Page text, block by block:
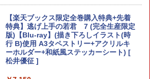
ニンテンドープリペイド番号 5000円|オ
ンラインコード版
￥5,000
【純正品】DualSense ワイヤレスコン
トローラー(CFI-ZCT2J)
￥10,737
【国内正規品】Thrustmaster スラスト
マスター TH8S シフター - PC、PS4、P
S5、PS5 Pro、Xbox One、Xbox Serie
s X|S 対応の高精度 H パターン シフター
￥14,141
￥8,698
ハードポーチ ゲームカード12枚収納 ア
クセサリーポーチ
￥2,653
大容量 Switch2/Switch通常モデル/Swit
【中古】REANIMAL(リアニマル)ソフト:
プレイステーション5ソフト／アクショ
ン・ゲーム
￥3,930
【楽天ブックス限定全巻購入特典+先着
特典】逃げ上手の若君 7 (完全生産限定
版)【Blu-ray】(描き下ろしイラスト(時
行 B)使用 A3タペストリー+アクリルキ
ーホルダー+和紙風ステッカーシート) [
松井優征 ]